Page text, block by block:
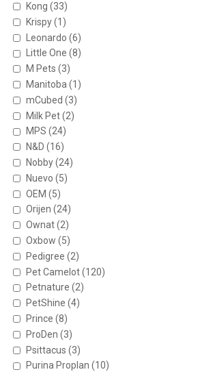
Kong (33)
Krispy(1)
Leonardo (6)
Little One (8)
M Pets (3)
Manitoba (1)
mCubed (3)
Milk Pet(2)
MPS (24)
N&D (16)
Nobby(24)
Nuevo (5)
OEM (5)
Orijen (24)
Ownat(2)
Oxbow (5)
Pedigree (2)
Pet Camelot(120)
Petnature (2)
PetShine (4)
Prince (8)
ProDen (3)
Psittacus (3)
Purina Proplan (10)